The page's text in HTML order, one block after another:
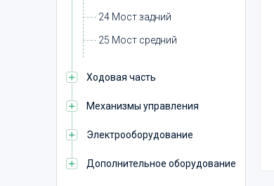
24 Мост задний
25 Мост средний
Ходовая часть
Механизмы управления
Электрооборудование
Дополнительное оборудование